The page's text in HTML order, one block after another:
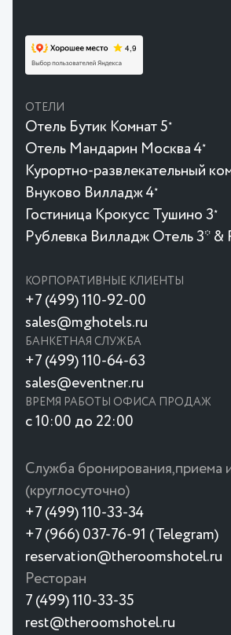
ОТЕЛИ
Отель Бутик Комнат 5★
Отель Мандарин Москва 4★
Курортно-развлекательный
Внуково Вилладж 4★
Гостиница Крокусc Тушино 3★
Рублевка Вилладж Отель 3* &
КОРПОРАТИВНЫЕ КЛИЕНТЫ
+7 (499) 110-92-00
sales@mghotels.ru
БАНКЕТНАЯ СЛУЖБА
+7 (499) 110-64-63
sales@eventner.ru
ВРЕМЯ РАБОТЫ ОФИСА ПРОДАЖ
с 10:00 до 22:00
Служба бронирования,приема
(круглосуточно)
+7 (499) 110-33-34
+7 (966) 037-76-91 (Telegram)
reservation@theroomshotel.ru
Ресторан
7 (499) 110-33-35
rest@theroomshotel.ru